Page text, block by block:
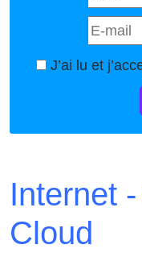
J’ai lu et
Internet
Cloud